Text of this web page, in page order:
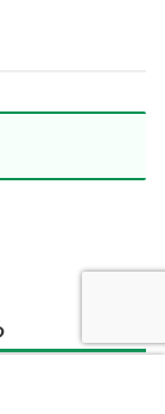
お店が良い。